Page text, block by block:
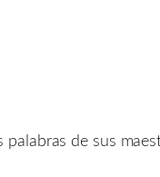
de sus